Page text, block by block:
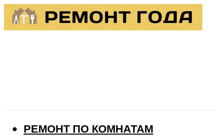
РЕМОНТ ПО КОМНАТАМ